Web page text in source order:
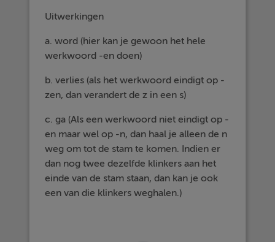
Uitwerkingen
a. word (hier kan je gewoon het hele
werkwoord -en doen)
b. verlies (als het werkwoord eindigt op -
zen, dan verandert de z in een s)
c. ga (Als een werkwoord niet eindigt op -
en maar wel op -n, dan haal je alleen de n
weg om tot de stam te komen. Indien er
dan nog twee dezelfde klinkers aan het
einde van de stam staan, dan kan je ook
een van die klinkers weghalen.)